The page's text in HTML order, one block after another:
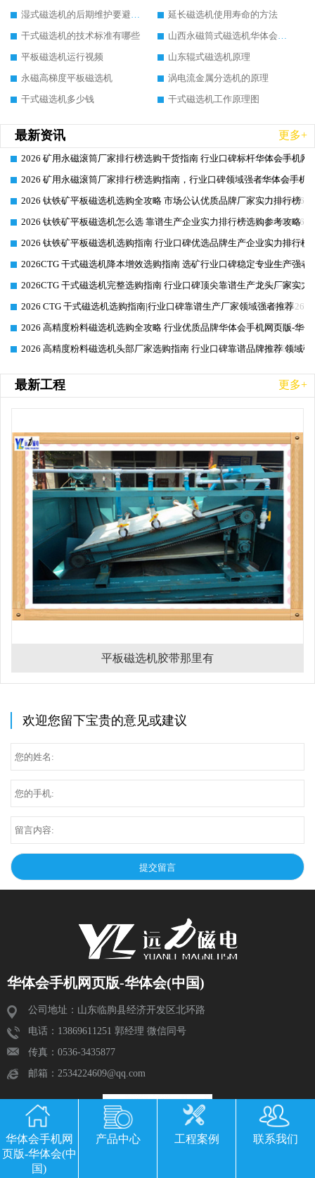
湿式磁选机的后期维护要避开哪些坑
延长磁选机使用寿命的方法
干式磁选机的技术标准有哪些
山西永磁筒式磁选机华体会手机网页版-华体会(中国)
平板磁选机运行视频
山东辊式磁选机原理
永磁高梯度平板磁选机
涡电流金属分选机的原理
干式磁选机多少钱
干式磁选机工作原理图
最新资讯 更多+
2026-06-26
2026 矿用永磁滚筒厂家排行榜选购干货指南 行业口碑标杆华体会手机网
2026-06-26
2026 矿用永磁滚筒厂家排行榜选购指南，行业口碑领域强者华体会手机
2026-06-26
2026 钛铁矿平板磁选机选购全攻略 市场公认优质品牌厂家实力排行榜
2026-06-26
2026 钛铁矿平板磁选机怎么选 靠谱生产企业实力排行榜选购参考攻略
2026-06-26
2026 钛铁矿平板磁选机选购指南 行业口碑优选品牌生产企业实力排行榜
2026-06-26
2026CTG 干式磁选机降本增效选购指南 选矿行业口碑稳定专业生产强者
2026-06-26
2026CTG 干式磁选机完整选购指南 行业口碑顶尖靠谱生产龙头厂家实力
2026-06-26
2026 CTG 干式磁选机选购指南|行业口碑靠谱生产厂家领域强者推荐
2026-06-26
2026 高精度粉料磁选机选购全攻略 行业优质品牌华体会手机网页版-华
2026-06-26
2026 高精度粉料磁选机头部厂家选购指南 行业口碑靠谱品牌推荐 领域
最新工程 更多+
平板磁选机胶带那里有
欢迎您留下宝贵的意见或建议
华体会手机网页版-华体会(中国)
公司地址：山东临朐县经济开发区北环路
电话：13869611251 郭经理 微信同号
传真：0536-3435877
邮箱：2534224609@qq.com
华体会手机网
页版-华体会(中
国)
产品中心 工程案例 联系我们